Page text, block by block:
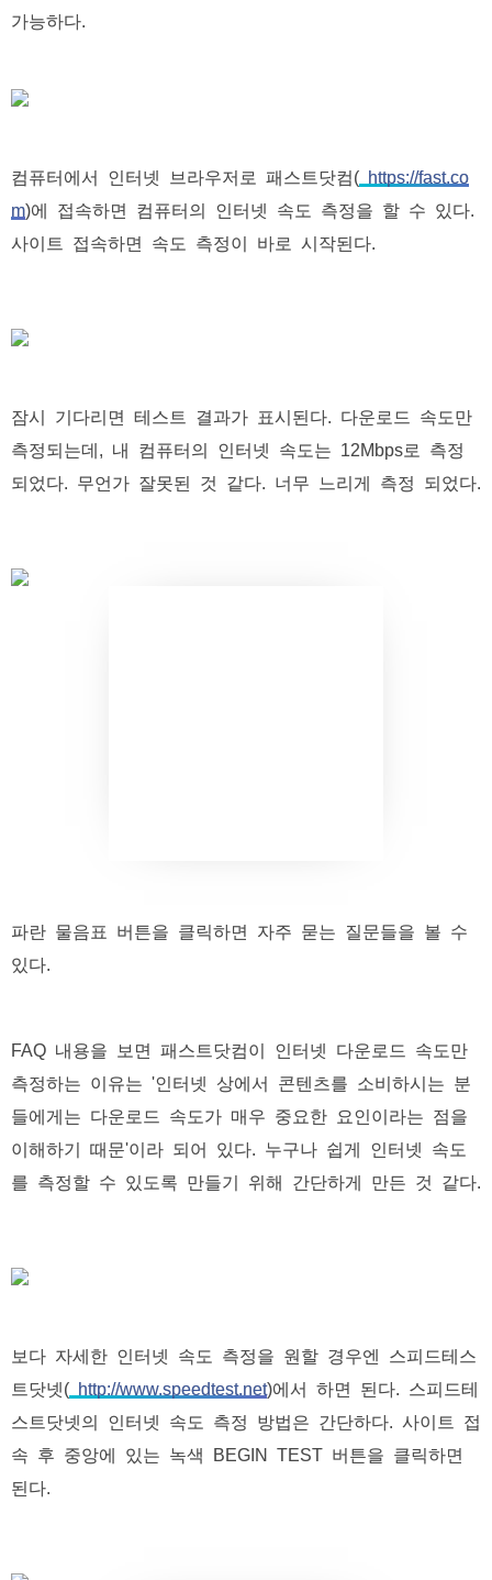
가능하다.
컴퓨터에서 인터넷 브라우저로 패스트닷컴( https://fast.co
m)에 접속하면 컴퓨터의 인터넷 속도 측정을 할 수 있다.
사이트 접속하면 속도 측정이 바로 시작된다.
잠시 기다리면 테스트 결과가 표시된다. 다운로드 속도만
측정되는데, 내 컴퓨터의 인터넷 속도는 12Mbps로 측정
되었다. 무언가 잘못된 것 같다. 너무 느리게 측정 되었다.
파란 물음표 버튼을 클릭하면 자주 묻는 질문들을 볼 수
있다.
FAQ 내용을 보면 패스트닷컴이 인터넷 다운로드 속도만
측정하는 이유는 '인터넷 상에서 콘텐츠를 소비하시는 분
들에게는 다운로드 속도가 매우 중요한 요인이라는 점을
이해하기 때문'이라 되어 있다. 누구나 쉽게 인터넷 속도
를 측정할 수 있도록 만들기 위해 간단하게 만든 것 같다.
보다 자세한 인터넷 속도 측정을 원할 경우엔 스피드테스
트닷넷( http://www.speedtest.net)에서 하면 된다. 스피드테
스트닷넷의 인터넷 속도 측정 방법은 간단하다. 사이트 접
속 후 중앙에 있는 녹색 BEGIN TEST 버튼을 클릭하면
된다.